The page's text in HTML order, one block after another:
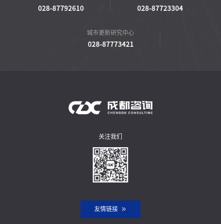
028-87792610 028-87723304
城市更新研究中心
028-87773421
关注我们
友情链接